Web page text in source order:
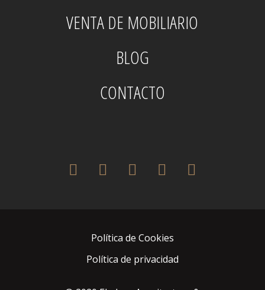
VENTA DE MOBILIARIO
BLOG
CONTACTO
twitter facebookpinterestinstagram
houzz
Política de Cookies
Política de privacidad